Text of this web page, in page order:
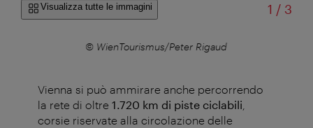
Visualizza tutte le immagini 1 /di
3
© WienTourismus/Peter Rigaud
Vienna si può ammirare anche percorrendo
la rete di oltre 1.720 km di piste ciclabili
corsie riservate alla circolazione delle